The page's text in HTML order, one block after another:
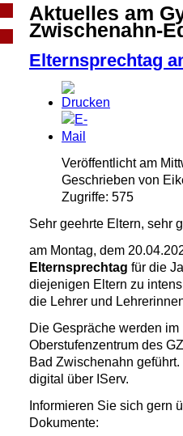
Aktuelles am
Zwischenahn-
Elternsprechtag
Veröffentlicht am
Geschrieben von
Zugriffe: 575
Sehr geehrte Eltern, sehr
am Montag, dem
Elternsprechtag für die
diejenigen Eltern zu
die Lehrer und
Die Gespräche werden
Oberstufenzentrum des
Bad Zwischenahn
digital über IServ.
Informieren Sie sich gern
Dokumente: